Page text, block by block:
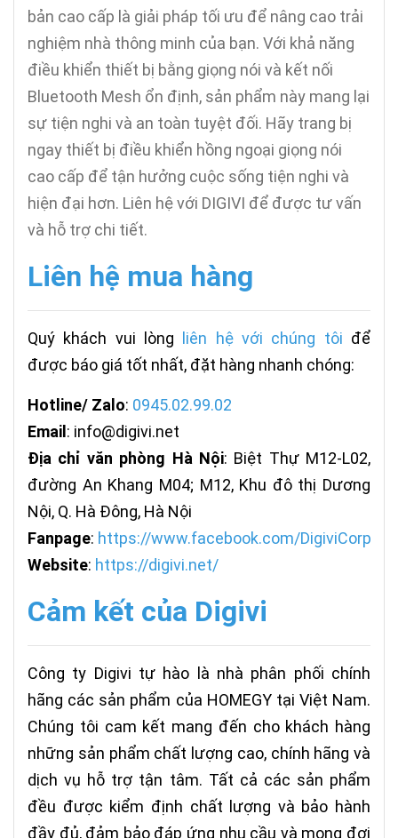
bản cao cấp là giải pháp tối ưu để nâng cao trải
nghiệm nhà thông minh của bạn. Với khả năng
điều khiển thiết bị bằng giọng nói và kết nối
Bluetooth Mesh ổn định, sản phẩm này mang lại
sự tiện nghi và an toàn tuyệt đối. Hãy trang bị
ngay thiết bị điều khiển hồng ngoại giọng nói
cao cấp để tận hưởng cuộc sống tiện nghi và
hiện đại hơn. Liên hệ với DIGIVI để được tư vấn
và hỗ trợ chi tiết.
Liên hệ mua hàng
Quý khách vui lòng liên hệ với chúng tôi để
được báo giá tốt nhất, đặt hàng nhanh chóng:
Hotline/ Zalo: 0945.02.99.02
Email : info@digivi.net
Địa chỉ văn phòng Hà Nội: Biệt Thự M12-L02,
đường An Khang M04; M12, Khu đô thị Dương
Nội, Q. Hà Đông, Hà Nội
Fanpage: https://www.facebook.com/DigiviCorp
Website: https://digivi.net/
Cảm kết của Digivi
Công ty Digivi tự hào là nhà phân phối chính
hãng các sản phẩm của HOMEGY tại Việt Nam.
Chúng tôi cam kết mang đến cho khách hàng
những sản phẩm chất lượng cao, chính hãng và
dịch vụ hỗ trợ tận tâm. Tất cả các sản phẩm
đều được kiểm định chất lượng và bảo hành
đầy đủ, đảm bảo đáp ứng nhu cầu và mong đợi